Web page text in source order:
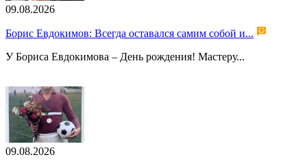
09.08.2026
Борис Евдокимов: Всегда оставался самим собой и...
У Бориса Евдокимова – День рождения! Мастеру...
09.08.2026